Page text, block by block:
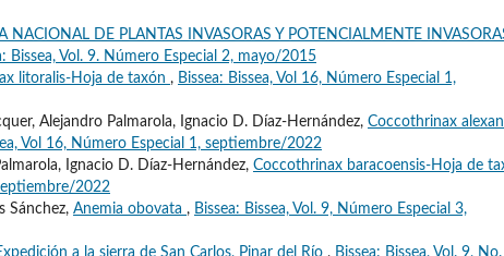
NACIONAL DE PLANTAS INVASORAS Y POTENCIALMENTE
Bissea, Vol. 9. Número Especial 2, mayo/2015
litoralis-Hoja de taxón , Bissea: Bissea, Vol 16, Número Especial 1,
Alejandro Palmarola, Ignacio D. Díaz-Hernández, Coccothrinax
Vol 16, Número Especial 1, septiembre/2022
Ignacio D. Díaz-Hernández, Coccothrinax baracoensis-Hoja de
2022
Sánchez, Anemia obovata , Bissea: Bissea, Vol. 9, Número Especial 3,
a la sierra de San Carlos, Pinar del Río , Bissea: Bissea, Vol. 9,